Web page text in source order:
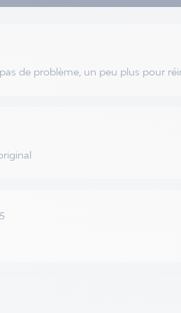
de problème, un peu plus pour